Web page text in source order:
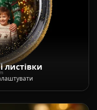
листівки